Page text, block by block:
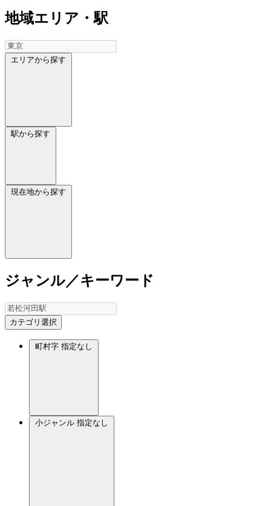
地域エリア・駅
エリアから探す
駅から探す
現在地から探す
ジャンル／キーワード
カテゴリ選択
町村字 指定なし
小ジャンル 指定なし